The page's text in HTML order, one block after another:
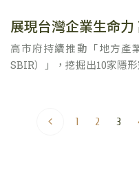
展現台灣企業生命
高市府持續推動「地方產
SBIR）」，挖掘出10家隱
1 2 3